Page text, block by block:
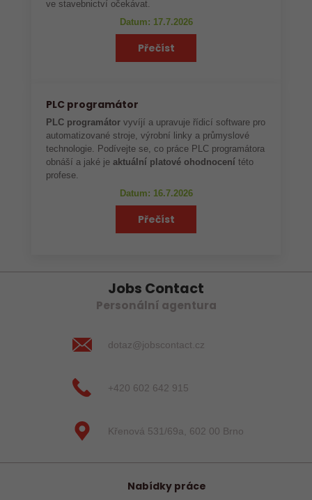
ve stavebnictví očekávat.
Datum: 17.7.2026
Přečíst
PLC programátor
PLC programátor vyvíjí a upravuje řídicí software pro
automatizované stroje, výrobní linky a průmyslové
technologie. Podívejte se, co práce PLC programátora
obnáší a jaké je aktuální platové ohodnocení této
profese.
Datum: 16.7.2026
Přečíst
Jobs Contact
Personální agentura
dotaz@jobscontact.cz
+420 602 642 915
Křenová 531/69a, 602 00 Brno
Nabídky práce